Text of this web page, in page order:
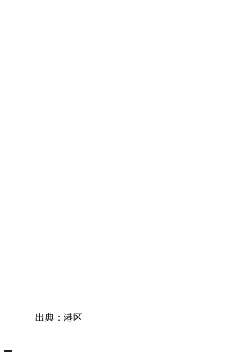
出典：港区